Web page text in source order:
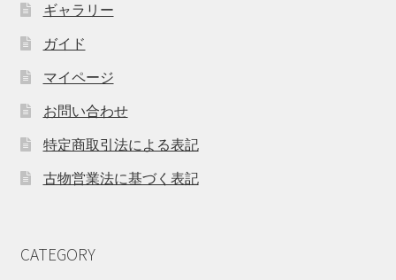
ギャラリー
ガイド
マイページ
お問い合わせ
特定商取引法による表記
古物営業法に基づく表記
CATEGORY